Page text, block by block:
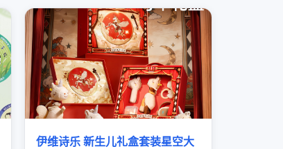
伊维诗乐 新生儿礼盒套装星空大